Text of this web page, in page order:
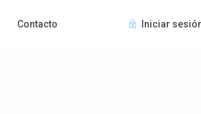
Contacto Iniciar